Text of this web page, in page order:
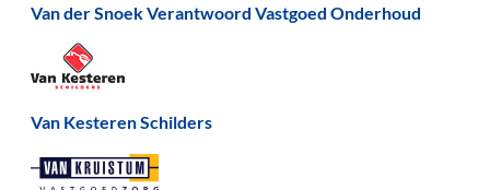
Van der Snoek Verantwoord Vastgoed Onderhoud
Van Kesteren Schilders